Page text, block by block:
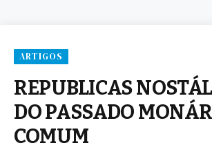
ARTIGOS
REPUBLICAS
DO PASSADO
COMUM